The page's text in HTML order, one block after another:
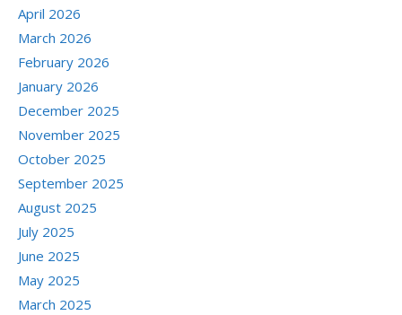
April 2026
March 2026
February 2026
January 2026
December 2025
November 2025
October 2025
September 2025
August 2025
July 2025
June 2025
May 2025
March 2025